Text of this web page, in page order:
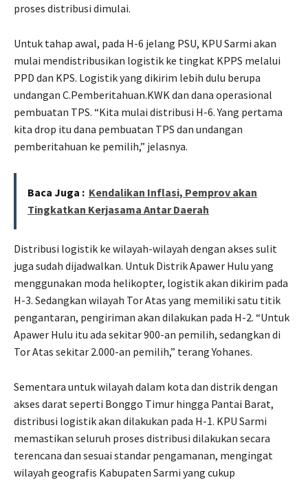
proses distribusi dimulai.
Untuk tahap awal, pada H-6 jelang PSU, KPU Sarmi akan
mulai mendistribusikan logistik ke tingkat KPPS melalui
PPD dan KPS. Logistik yang dikirim lebih dulu berupa
undangan C.Pemberitahuan.KWK dan dana operasional
pembuatan TPS. “Kita mulai distribusi H-6. Yang pertama
kita drop itu dana pembuatan TPS dan undangan
pemberitahuan ke pemilih,” jelasnya.
Baca Juga : Kendalikan Inflasi, Pemprov akan
Tingkatkan Kerjasama Antar Daerah
Distribusi logistik ke wilayah-wilayah dengan akses sulit
juga sudah dijadwalkan. Untuk Distrik Apawer Hulu yang
menggunakan moda helikopter, logistik akan dikirim pada
H-3. Sedangkan wilayah Tor Atas yang memiliki satu titik
pengantaran, pengiriman akan dilakukan pada H-2. “Untuk
Apawer Hulu itu ada sekitar 900-an pemilih, sedangkan di
Tor Atas sekitar 2.000-an pemilih,” terang Yohanes.
Sementara untuk wilayah dalam kota dan distrik dengan
akses darat seperti Bonggo Timur hingga Pantai Barat,
distribusi logistik akan dilakukan pada H-1. KPU Sarmi
memastikan seluruh proses distribusi dilakukan secara
terencana dan sesuai standar pengamanan, mengingat
wilayah geografis Kabupaten Sarmi yang cukup